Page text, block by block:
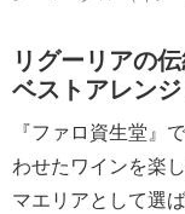
リグーリアの
ベストアレンジ
『ファロ資生堂』
わせたワインを楽
マエリアとして選